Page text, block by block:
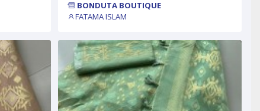
BONDUTA BOUTIQUE
FATAMA ISLAM